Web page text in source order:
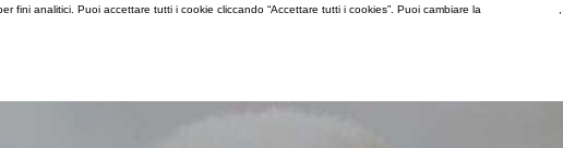
fini analitici. Puoi accettare tutti i cookie cliccando “Accettare tutti i cookies”. Puoi cambiare la